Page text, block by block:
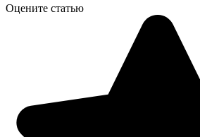
Оцените статью